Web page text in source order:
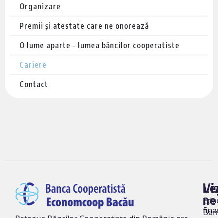
Organizare
Premii și atestate care ne onorează
O lume aparte – lumea băncilor cooperatiste
Cariere
Contact
ne